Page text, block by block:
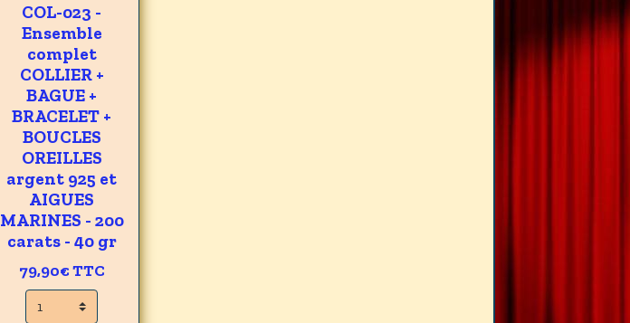
COL-023 -
Ensemble
complet
COLLIER +
BAGUE +
BRACELET +
BOUCLES
OREILLES
argent 925 et
AIGUES
MARINES - 200
carats - 40 gr
79,90€TTC